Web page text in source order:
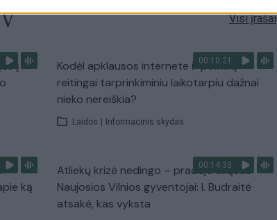
Visi įrašai
į
00:10:21
Kodėl apklausos internete ir politikų
reitingai tarprinkiminiu laikotarpiu dažnai
nieko nereiškia?
Laidos | Informacinis skydas
–
ką
00:14:33
Atliekų krizė nedingo – pradėjo skųstis
Naujosios Vilnios gyventojai: I. Budraitė
atsakė, kas vyksta